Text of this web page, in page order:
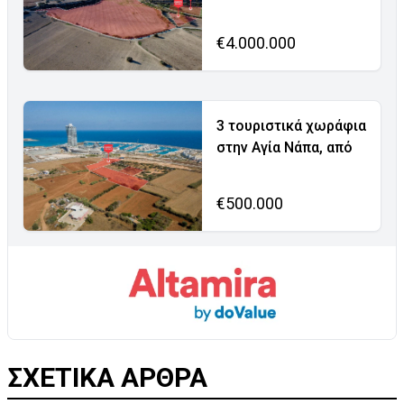
€4.000.000
3 τουριστικά χωράφια
στην Αγία Νάπα, από
€500.000
ΣΧΕΤΙΚΑ ΑΡΘΡΑ